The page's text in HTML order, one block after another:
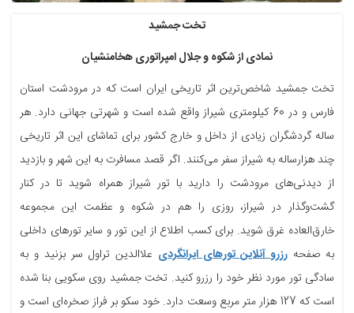
تخت جمشید
نمادی از شکوه و جلال امپراتوری هخامنشیان
تخت جمشید شاخص‌ترین اثر تاریخی ایران است که در مرودشت استان
فارس و در 60 کیلومتری شیراز واقع شده است و شهرتی جهانی دارد. هر
ساله گردشگران زیادی از داخل و خارج کشور برای تماشای این اثر تاریخی
چند هزارساله به شیراز سفر می‌کنند. اگر قصد مسافرت به این شهر و بازدید
از دیدنی‌های مرودشت را دارید با تور شیراز همراه شوید تا در کنار
گشت‌وگذار در شیراز، روزی را هم در شکوه و عظمت این مجموعه
خارق‌العاده غرق شوید. برای کسب اطلاع از این تور و سایر تورهای داخلی
به صفحه رزرو آنلاین تورهای ایرانگردی علاالدین تراول سر بزنید و به
سادگی تور مورد نظر خود را رزرو کنید. تخت جمشید روی سکویی بنا شده
است که 127 هزار متر مربع وسعت دارد. خود سکو بر فراز صخره‌ای است و